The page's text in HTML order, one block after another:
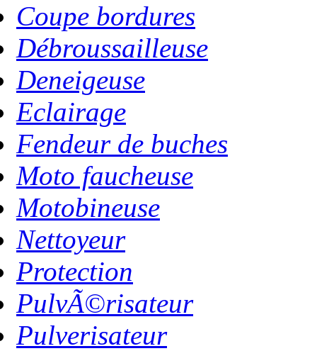
Coupe bordures
Débroussailleuse
Deneigeuse
Eclairage
Fendeur de buches
Moto faucheuse
Motobineuse
Nettoyeur
Protection
PulvÃ©risateur
Pulverisateur